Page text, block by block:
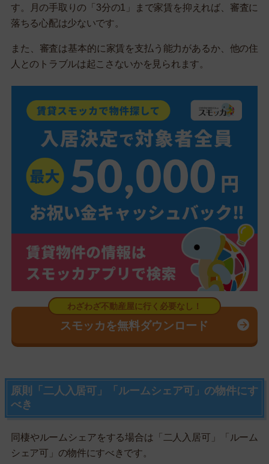
す。月の手取りの「3分の1」まで家賃を抑えれば、審査に
落ちる心配は少ないです。
また、審査は基本的に家賃を支払う能力があるか、他の住
人とのトラブルは起こさないかを見られます。
スモッカを無料ダウンロード
原則「二人入居可」「ルームシェア可」の物件にす
べき
同棲やルームシェアをする場合は「二人入居可」「ルーム
シェア可」の物件にすべきです。